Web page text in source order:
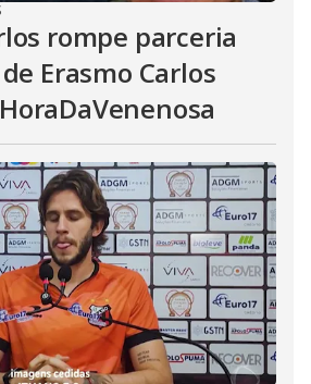
rompe parceria
Erasmo Carlos